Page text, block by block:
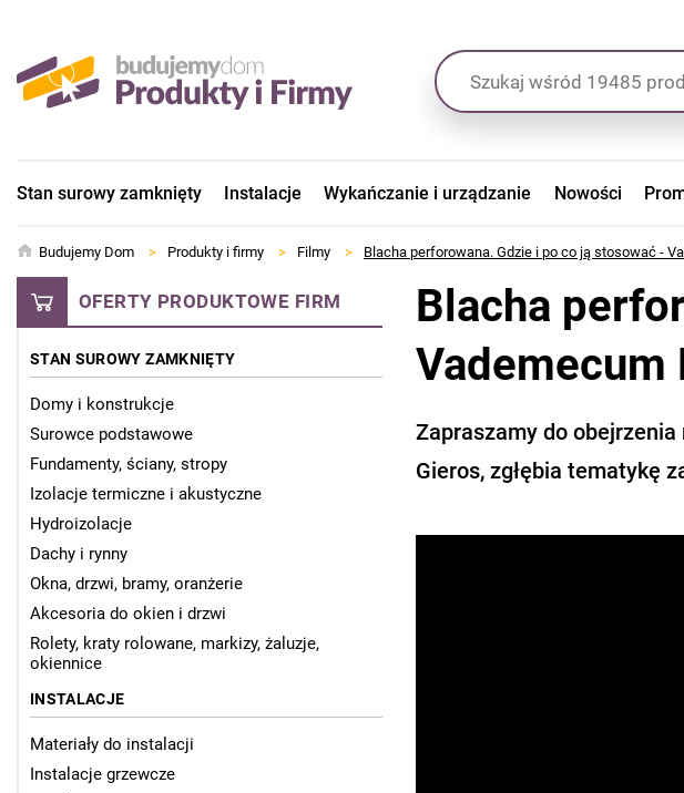
Stan surowy zamknięty Instalacje Wykańczanie i urządzanie Nowości
Budujemy Dom > Produkty i firmy > Filmy > Blacha perforowana. Gdzie i po co ją stosować -
OFERTY PRODUKTOWE FIRM
STAN SUROWY ZAMKNIĘTY
Domy i konstrukcje
Surowce podstawowe
Fundamenty, ściany, stropy
Izolacje termiczne i akustyczne
Hydroizolacje
Dachy i rynny
Okna, drzwi, bramy, oranżerie
Akcesoria do okien i drzwi
Rolety, kraty rolowane, markizy, żaluzje,
okiennice
INSTALACJE
Materiały do instalacji
Instalacje grzewcze
Blacha
Vademecum
Zapraszamy do
Gieros, zgłębia tematykę